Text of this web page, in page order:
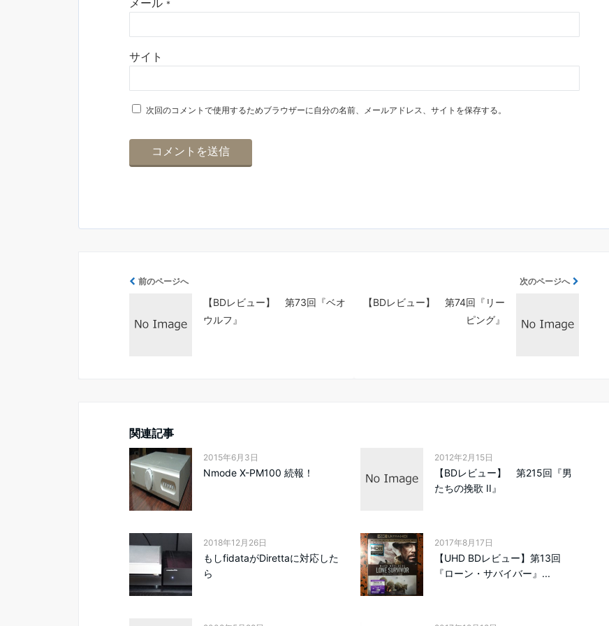
メール *
サイト
次回のコメントで使用するためブラウザーに自分の名前、メールアドレス、サイトを保存する。
前のページへ
【BDレビュー】 第73回『ベオ
ウルフ』
次のページへ
【BDレビュー】 第74回『リー
ピング』
関連記事
2015年6月3日
Nmode X-PM100 続報！
2012年2月15日
【BDレビュー】 第215回『男
たちの挽歌 II』
2018年12月26日
もしfidataがDirettaに対応した
ら
2017年8月17日
【UHD BDレビュー】第13回
『ローン・サバイバー』...